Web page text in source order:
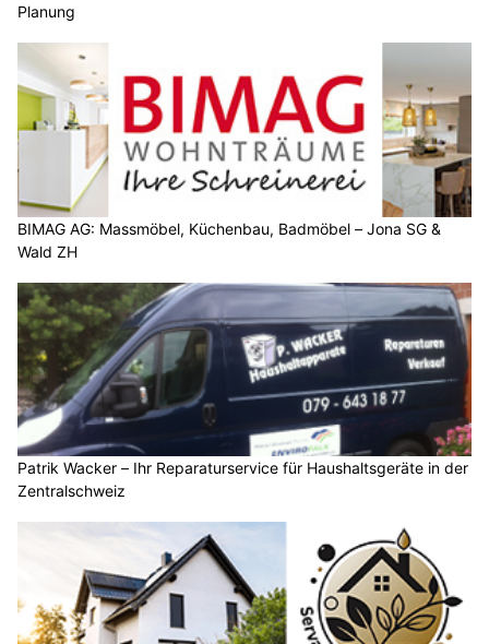
Planung
BIMAG AG: Massmöbel, Küchenbau, Badmöbel – Jona SG &
Wald ZH
Patrik Wacker – Ihr Reparaturservice für Haushaltsgeräte in der
Zentralschweiz